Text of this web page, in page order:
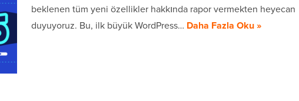
beklenen tüm yeni özellikler hakkında rapor vermekten heyecan
duyuyoruz. Bu, ilk büyük WordPress… Daha Fazla Oku »